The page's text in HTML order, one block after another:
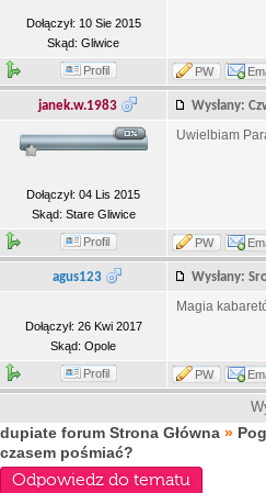
Dołączył: 10 Sie 2015
Skąd: Gliwice
Profil PW
janek.w.1983 Wysłany:
Dołączył: 04 Lis 2015
Skąd: Stare Gliwice
Uwielbiam
Profil PW
agus123 Wysłany:
Dołączył: 26 Kwi 2017
Skąd: Opole
Magia
Profil PW
dupiate forum Strona Główna »
czasem pośmiać?
Odpowiedz do tematu